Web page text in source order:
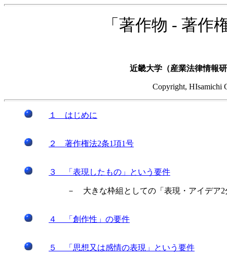
「著作物 - 著作
近畿大学（産業法律情
Copyright, HIsamichi
１ はじめに
２ 著作権法2条1項1号
３ 「表現したもの」という要件
－ 大きな枠組としての「表現・アイデア2
４ 「創作性」の要件
５ 「思想又は感情の表現」という要件